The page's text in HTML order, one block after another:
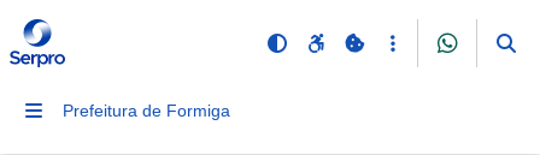
Prefeitura de Formiga